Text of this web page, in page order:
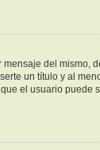
del mismo,
un título y al
el usuario